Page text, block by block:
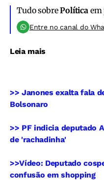
Tudo sobrePolítica em
Entre no canal do
Leia mais
>> Janones exalta fala
Bolsonaro
>> PF indicia deputado
de 'rachadinha'
>>Vídeo: Deputado
confusão em shopping